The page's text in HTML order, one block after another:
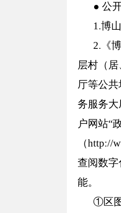
● 公
1.博
2.《
层村（
厅等公
务服务
户网站“
（http://
查阅数
能。
①区